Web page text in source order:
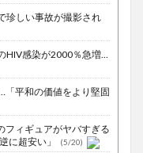
珍しい事故が撮影され
HIV感染が2000％急増…
平和の価値をより堅固
フィギュアがヤバすぎる
に超安い」
(5/20)